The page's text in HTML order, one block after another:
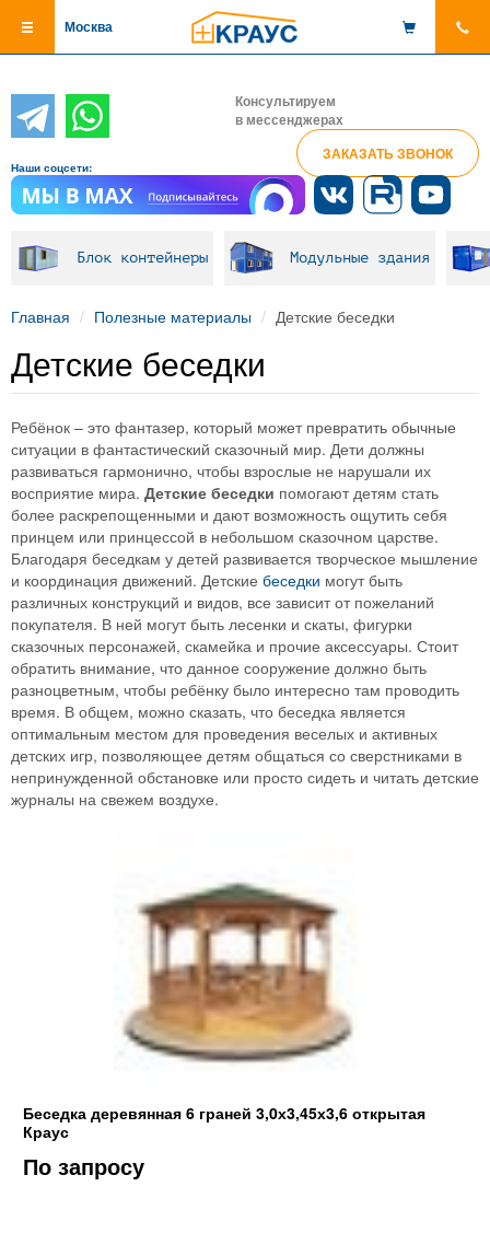
основному
Москва
Консультируем
в мессенджерах
ЗАКАЗАТЬ ЗВОНОК
Наши соцсети:
Блок контейнеры Модульные здания
Главная Полезные материалы Детские беседки
Детские беседки
Ребёнок – это фантазер, который может превратить обычные
ситуации в фантастический сказочный мир. Дети должны
развиваться гармонично, чтобы взрослые не нарушали их
восприятие мира. Детские беседки помогают детям стать
более раскрепощенными и дают возможность ощутить себя
принцем или принцессой в небольшом сказочном царстве.
Благодаря беседкам у детей развивается творческое мышление
и координация движений. Детские беседки могут быть
различных конструкций и видов, все зависит от пожеланий
покупателя. В ней могут быть лесенки и скаты, фигурки
сказочных персонажей, скамейка и прочие аксессуары. Стоит
обратить внимание, что данное сооружение должно быть
разноцветным, чтобы ребёнку было интересно там проводить
время. В общем, можно сказать, что беседка является
оптимальным местом для проведения веселых и активных
детских игр, позволяющее детям общаться со сверстниками в
непринужденной обстановке или просто сидеть и читать детские
журналы на свежем воздухе.
Беседка деревянная 6 граней 3,0х3,45х3,6 открытая
Краус
По запросу